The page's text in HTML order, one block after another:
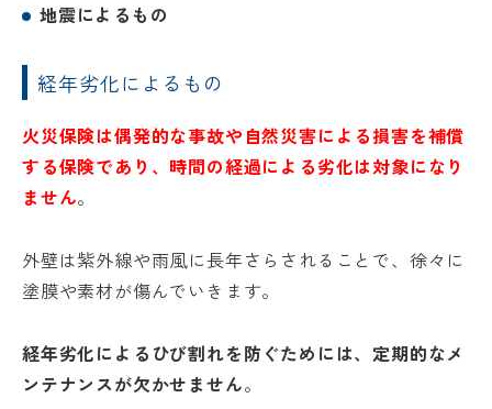
地震によるもの
経年劣化によるもの
火災保険は偶発的な事故や自然災害による損害を補償
する保険であり、時間の経過による劣化は対象になり
ません。
外壁は紫外線や雨風に長年さらされることで、徐々に
塗膜や素材が傷んでいきます。
経年劣化によるひび割れを防ぐためには、定期的なメ
ンテナンスが欠かせません。